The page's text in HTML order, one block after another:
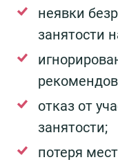
неявки
занятости
отказ от
занятости;
потеря